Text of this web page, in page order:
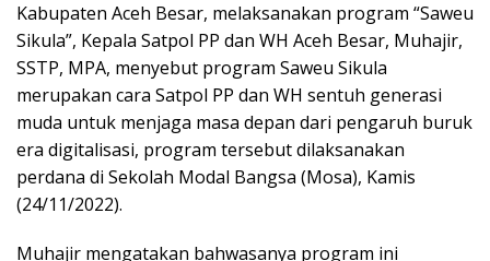
Kabupaten Aceh Besar, melaksanakan program “Saweu
Sikula”, Kepala Satpol PP dan WH Aceh Besar, Muhajir,
SSTP, MPA, menyebut program Saweu Sikula
merupakan cara Satpol PP dan WH sentuh generasi
muda untuk menjaga masa depan dari pengaruh buruk
era digitalisasi, program tersebut dilaksanakan
perdana di Sekolah Modal Bangsa (Mosa), Kamis
(24/11/2022).
Muhajir mengatakan bahwasanya program ini